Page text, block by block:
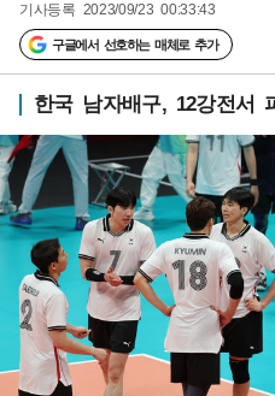
기사등록 2023/09/23 00:33:43
구글에서 선호하는 매체로 추가
한국 남자배구, 12강전서